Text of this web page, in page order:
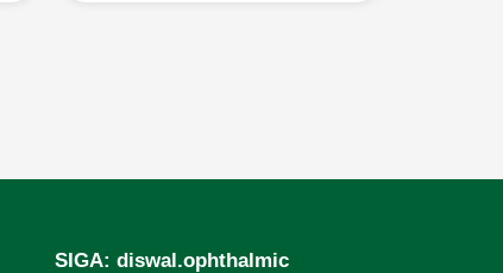
SIGA: diswal.ophthalmic